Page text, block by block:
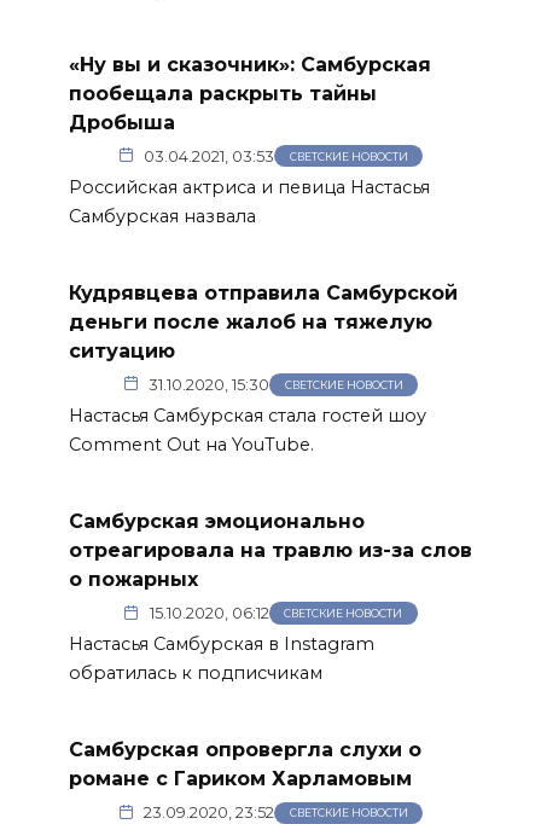
«Ну вы и сказочник»: Самбурская
пообещала раскрыть тайны
Дробыша
03.04.2021, 03:53 СВЕТСКИЕ НОВОСТИ
Российская актриса и певица Настасья
Самбурская назвала
Кудрявцева отправила Самбурской
деньги после жалоб на тяжелую
ситуацию
31.10.2020, 15:30 СВЕТСКИЕ НОВОСТИ
Настасья Самбурская стала гостей шоу
Comment Out на YouTube.
Самбурская эмоционально
отреагировала на травлю из-за слов
о пожарных
15.10.2020, 06:12 СВЕТСКИЕ НОВОСТИ
Настасья Самбурская в Instagram
обратилась к подписчикам
Самбурская опровергла слухи о
романе с Гариком Харламовым
23.09.2020, 23:52 СВЕТСКИЕ НОВОСТИ